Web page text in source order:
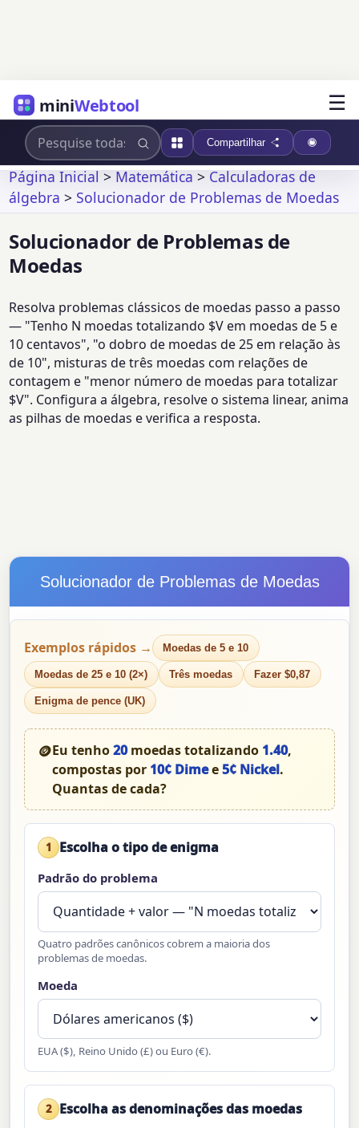
miniWebtool ☰
Compartilhar
Página Inicial>Matemática>Calculadoras de
álgebra > Solucionador de Problemas de Moedas
Solucionador de Problemas de
Moedas
Resolva problemas clássicos de moedas passo a passo
— "Tenho N moedas totalizando $V em moedas de 5 e
10 centavos", "o dobro de moedas de 25 em relação às
de 10", misturas de três moedas com relações de
contagem e "menor número de moedas para totalizar
$V". Configura a álgebra, resolve o sistema linear, anima
as pilhas de moedas e verifica a resposta.
Solucionador de Problemas de Moedas
Exemplos rápidos → Moedas de 5 e 10
Moedas de 25 e 10 (2×) Três moedas Fazer $0,87
Enigma de pence (UK)
🪙Eu tenho20moedas totalizando 1.40,
compostas por 10¢ Dimee5¢ Nickel.
Quantas de cada?
1 Escolha o tipo de enigma
Padrão do problema
Quatro padrões canônicos cobrem a maioria dos
problemas de moedas.
Moeda
EUA ($), Reino Unido (£) ou Euro (€).
2 Escolha as denominações das moedas